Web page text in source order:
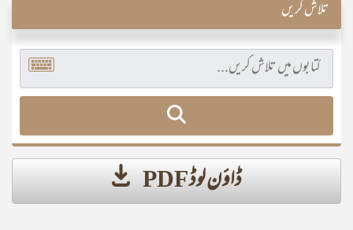
تلاش کریں
ڈاؤن لوڈ PDF